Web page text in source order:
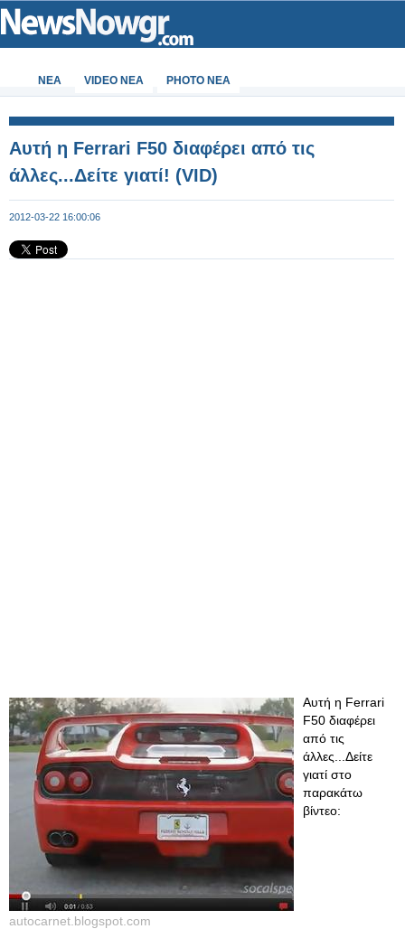
ΝΕΑ VIDEO NEA PHOTO NEA
Αυτή η Ferrari F50 διαφέρει από τις
άλλες...Δείτε γιατί! (VID)
2012-03-22 16:00:06
Αυτή η Ferrari
F50 διαφέρει
από τις
άλλες...Δείτε
γιατί στο
παρακάτω
βίντεο:
autocarnet.blogspot.com